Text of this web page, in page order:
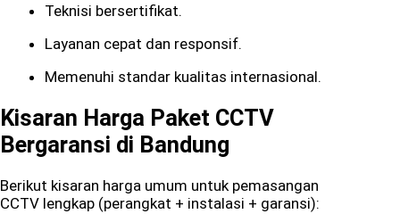
Teknisi bersertifikat.
Layanan cepat dan responsif.
Memenuhi standar kualitas internasional.
Kisaran Harga Paket CCTV
Bergaransi di Bandung
Berikut kisaran harga umum untuk pemasangan
CCTV lengkap (perangkat + instalasi + garansi):